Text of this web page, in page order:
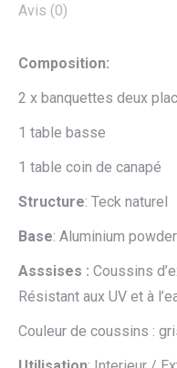
Avis (0)
Composition:
2 x banquettes deux
1 table basse
1 table coin de canapé
Structure: Teck naturel
Base: Aluminium
Asssises : Coussins
Résistant aux UV et à
Couleur de coussins :